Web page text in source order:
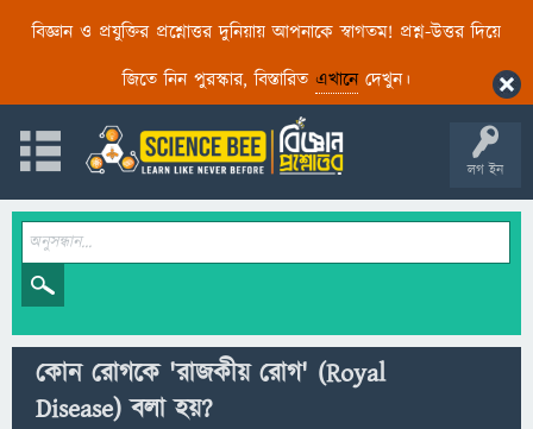
বিজ্ঞান ও প্রযুক্তির প্রশ্নোত্তর দুনিয়ায় আপনাকে স্বাগতম! প্রশ্ন-উত্তর দিয়ে
জিতে নিন পুরস্কার, বিস্তারিত এখানেদেখুন।
লগ ইন
কোন রোগকে 'রাজকীয় রোগ' (Royal
Disease) বলা হয়?